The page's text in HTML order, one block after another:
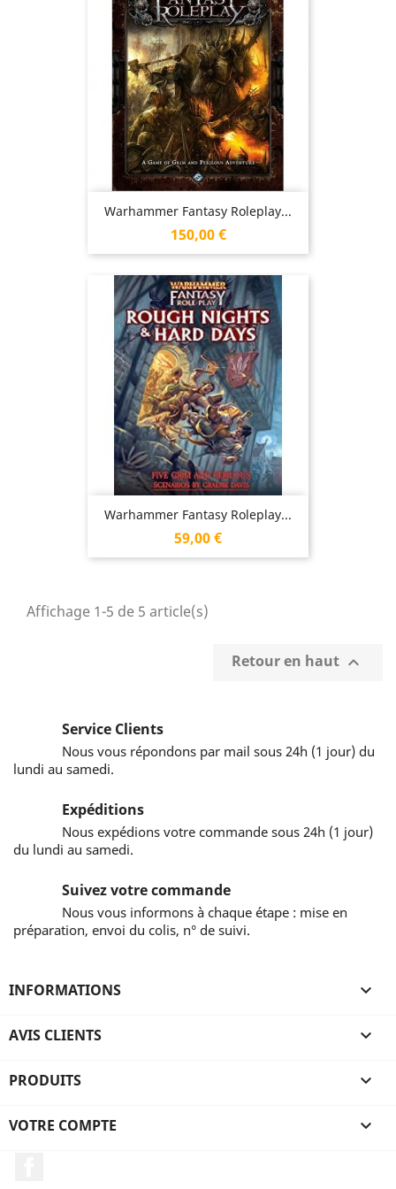
Warhammer Fantasy Roleplay...
Prix
150,00 €
Warhammer Fantasy Roleplay...
Prix
59,00 €
Affichage 1-5 de 5 article(s)
Retour en haut 
Service Clients
Nous vous répondons par mail sous 24h (1 jour) du
lundi au samedi.
Expéditions
Nous expédions votre commande sous 24h (1 jour)
du lundi au samedi.
Suivez votre commande
Nous vous informons à chaque étape : mise en
préparation, envoi du colis, n° de suivi.
INFORMATIONS 
AVIS CLIENTS 
PRODUITS 
VOTRE COMPTE 